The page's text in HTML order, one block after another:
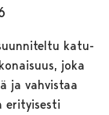
katu-
joka
ja vahvistaa
erityisesti